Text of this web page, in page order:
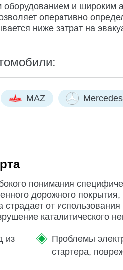
и широким
оперативно
ниже затрат на
MAZ Mercedes
понимания
дорожного
от
каталитического
из
Проблемы
стартера,